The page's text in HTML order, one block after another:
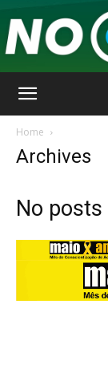
Home
Archives
No